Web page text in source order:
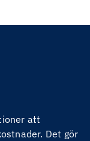
att
Det gör